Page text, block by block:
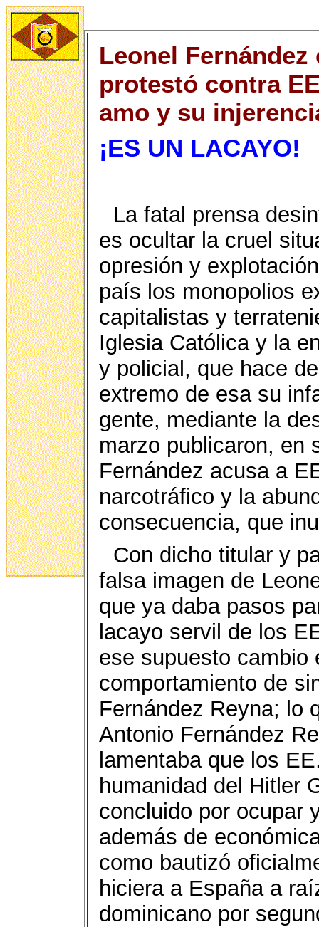
Leonel
protestó contra
amo y su
¡ES UN LACAYO!
La fatal prensa
es ocultar la cruel
opresión y
país los monopolios
capitalistas y
Iglesia Católica y la
y policial, que hace
extremo de esa su
gente, mediante la
marzo publicaron, en
Fernández acusa a
narcotráfico y la
consecuencia, que
Con dicho titular y
falsa imagen de
que ya daba pasos
lacayo servil de los
ese supuesto cambio
comportamiento de
Fernández Reyna; lo
Antonio Fernández
lamentaba que los
humanidad del Hitler
concluido por ocupar
además de
como bautizó
hiciera a España a
dominicano por